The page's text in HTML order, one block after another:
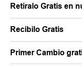
Retiralo Gratis en
Recibilo Gratis
Primer Cambio